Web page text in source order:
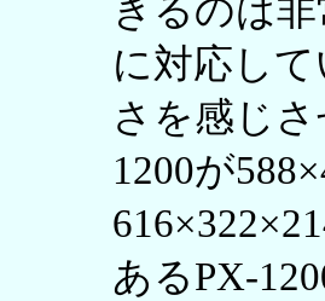
きるのは
に対応し
さを感じ
1200が
あるPX-